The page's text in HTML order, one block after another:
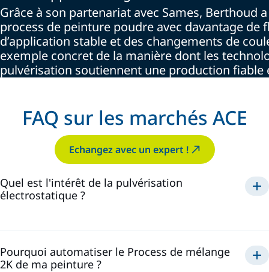
Grâce à son partenariat avec Sames, Berthoud
process de peinture poudre avec davantage de
d’application stable et des changements de
exemple concret de la manière dont les
pulvérisation soutiennent une production fiable
FAQ sur les marchés ACE
Echangez avec un expert !
Quel est l'intérêt de la pulvérisation
électrostatique ?
des économies de produits
Pourquoi automatiser le Process de mélange
2K de ma peinture ?